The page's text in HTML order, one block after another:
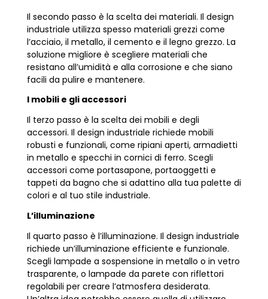
Il secondo passo è la scelta dei materiali. Il design
industriale utilizza spesso materiali grezzi come
l’acciaio, il metallo, il cemento e il legno grezzo. La
soluzione migliore è scegliere materiali che
resistano all’umidità e alla corrosione e che siano
facili da pulire e mantenere.
I mobili e gli accessori
Il terzo passo è la scelta dei mobili e degli
accessori. Il design industriale richiede mobili
robusti e funzionali, come ripiani aperti, armadietti
in metallo e specchi in cornici di ferro. Scegli
accessori come portasapone, portaoggetti e
tappeti da bagno che si adattino alla tua palette di
colori e al tuo stile industriale.
L’illuminazione
Il quarto passo è l’illuminazione. Il design industriale
richiede un’illuminazione efficiente e funzionale.
Scegli lampade a sospensione in metallo o in vetro
trasparente, o lampade da parete con riflettori
regolabili per creare l’atmosfera desiderata.